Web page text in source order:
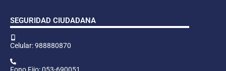
SEGURIDAD CIUDADANA
Celular: 988880870
Fono Fijo: 053-690051